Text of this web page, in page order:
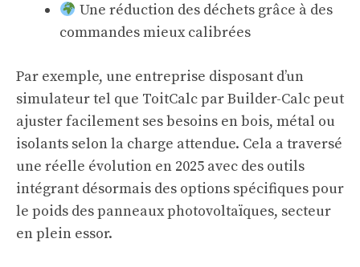
Une réduction des déchets grâce à des
commandes mieux calibrées
Par exemple, une entreprise disposant d’un
simulateur tel que ToitCalc par Builder-Calcpeut
ajuster facilement ses besoins en bois, métal ou
isolants selon la charge attendue. Cela a traversé
une réelle évolution en 2025 avec des outils
intégrant désormais des options spécifiques pour
le poids des panneaux photovoltaïques, secteur
en plein essor.